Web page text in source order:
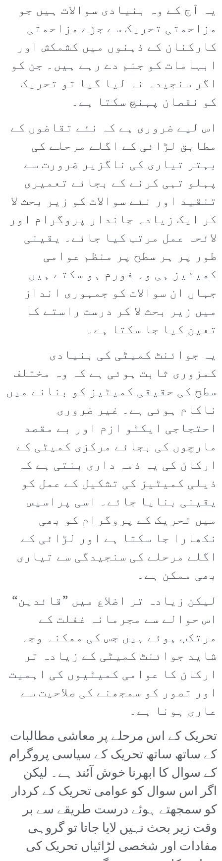
یہ آج کے وہ بنیادی سوالات ہیں جو
مزاحمتی تحریک سے جڑے مزاحمتی
کارکنان کے ذہنوں میں کشمکش اور
ابہامات کو جنم دے رہے ہیں۔ جن کو
اگر سنجیدہ نہ لیا گیا تو تحریک
کو نقصان پہنچ سکتا ہے۔
اس لیے ضروری ہے کہ نئے تقاضوں کے
مطابق لڑائی کے اگلے مرحلے کی
بہتر تیاری کی ناگزیر ضرورت سے
پہلو تہی کرنے کے بجائے تعمیری
تنقید اور نئے سوالات کو زیر بحث لا
کر ایک زیادہ جاندار پروگرام اور
لائحہ عمل مرتب کیا جائے۔ یقینی
طور پر ہر سطح پر منظم عوامی
کمیٹیز ہی وہ فورم ہو سکتے ہیں
جہاں ان سوالات کو جمہوری انداز
میں زیر بحث لا کر درست راستے کا
تعین کیا جا سکتا ہے۔
یہ جوائنٹ کمیٹی کی بنیادی
کمزوری ثابت ہوئی ہے کہ وہ مختلف
سطح کی حقیقی کمیٹیز کو بنانے میں
ناکام ہوئی ہے۔ غیر ضروری
احتجاجی ایکٹو ازم اور بے مقصد
مارچوں کی بجائے مرکزی کمیٹی کے
ارکان کی یہ ذمہ داری بنتی ہے کہ
ذیلی کمیٹیز کی تشکیل کے عمل کو
یقینی بنایا جائے۔ اسی پراسیس
میں تحریک کے پروگرام کو بھی
نکھارا جا سکتا ہے اور لڑائی کے
اگلے مرحلے کی سنجیدگی سے تیاری
بھی ممکن ہے۔
لیکن زیادہ تر اضلاع میں ”قائدین“
اس حوالے سے مجرمانہ غفلت کے
مرتکب ہوئے ہیں جس کی ممکنہ وجہ
شاید جوائنٹ کمیٹی کے زیادہ تر
ارکان کا عوامی کمیٹیوں کی اہمیت
اور تصور کو سمجھنے کی صلاحیت سے
عاری ہونا ہے۔
تحریک کے اس مرحلے پر معاشی مطالبات
کے ساتھ ساتھ تحریک کے سیاسی پروگرام
کے سوال کا ابھرنا خوش آئند ہے۔ لیکن
اگر اس سوال کو عوامی تحریک کے کردار
کو سمجھتے ہوئے درست طریقے سے بر
وقت زیر بحث نہیں لایا جاتا تو گروہی
مفادات اور شخصی لڑائیاں تحریک کی